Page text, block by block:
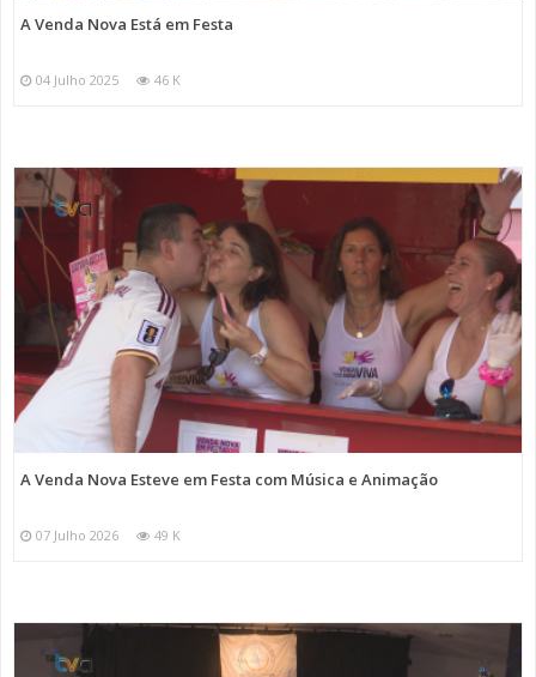
A Venda Nova Está em Festa
04 Julho 2025 46 K
A Venda Nova Esteve em Festa com Música e Animação
07 Julho 2026 49 K